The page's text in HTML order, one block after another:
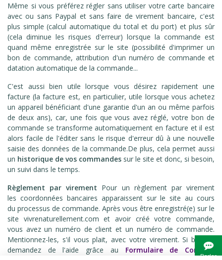
Même si vous préférez régler sans utiliser votre carte bancaire
avec ou sans Paypal et sans faire de virement bancaire, c'est
plus simple (calcul automatique du total et du port) et plus sûr
(cela diminue les risques d'erreur) lorsque la commande est
quand même enregistrée sur le site (possibilité d'imprimer un
bon de commande, attribution d'un numéro de commande et
datation automatique de la commande...
C'est aussi bien utile lorsque vous désirez rapidement une
facture (la facture est, en particulier, utile lorsque vous achetez
un appareil bénéficiant d'une garantie d'un an ou même parfois
de deux ans), car, une fois que vous avez réglé, votre bon de
commande se transforme automatiquement en facture et il est
alors facile de l'éditer sans le risque d'erreur dû à une nouvelle
saisie des données de la commande.De plus, cela permet aussi
un historique de vos commandes sur le site et donc, si besoin,
un suivi dans le temps.
Règlement par virement Pour un règlement par virement
les coordonnées bancaires apparaissent sur le site au cours
du processus de commande. Après vous être enregistré(e) sur le
site vivrenaturellement.com et avoir créé votre commande,
vous avez un numéro de client et un numéro de commande.
Mentionnez-les, s'il vous plait, avec votre virement. Si besoin,
demandez de l'aide grâce au Formulaire de Contact.
Parler